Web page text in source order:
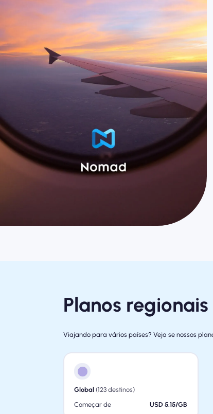
Planos
Viajando para vários países? Veja se nossos
Global (123 destinos)
Começar de
USD 5.15/GB